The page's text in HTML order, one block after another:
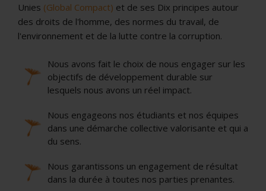
Unies (Global Compact) et de ses Dix principes autour
des droits de l'homme, des normes du travail, de
l'environnement et de la lutte contre la corruption.
Nous avons fait le choix de nous engager sur les
objectifs de développement durable sur
lesquels nous avons un réel impact.
Nous engageons nos étudiants et nos équipes
dans une démarche collective valorisante et qui a
du sens.
Nous garantissons un engagement de résultat
dans la durée à toutes nos parties prenantes.